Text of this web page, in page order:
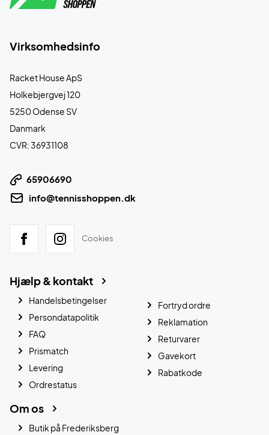
Virksomhedsinfo
Racket House ApS
Holkebjergvej 120
5250 Odense SV
Danmark
CVR: 36931108
65906690
info@tennisshoppen.dk
Cookies
Hjælp & kontakt
Handelsbetingelser
Persondatapolitik
FAQ
Prismatch
Levering
Ordrestatus
Fortryd ordre
Reklamation
Returvarer
Gavekort
Rabatkode
Om os
Butik på Frederiksberg